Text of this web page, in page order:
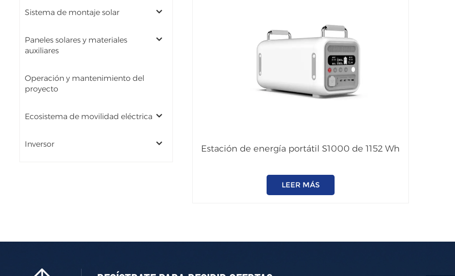
Sistema de montaje solar
Paneles solares y materiales
auxiliares
Operación y mantenimiento del
proyecto
Ecosistema de movilidad eléctrica
Inversor Estación de energía portátil S1000 de 1152 Wh
LEER MÁS